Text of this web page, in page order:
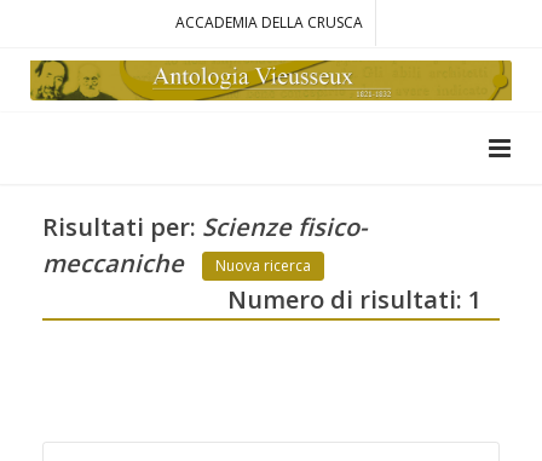
ACCADEMIA DELLA CRUSCA
Risultati per: Scienze fisico-
meccaniche
Nuova ricerca
Numero di risultati: 1